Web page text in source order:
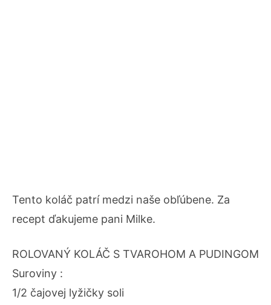
Tento koláč patrí medzi naše obľúbene. Za
recept ďakujeme pani Milke.
ROLOVANÝ KOLÁČ S TVAROHOM A PUDINGOM
Suroviny :
1/2 čajovej lyžičky soli